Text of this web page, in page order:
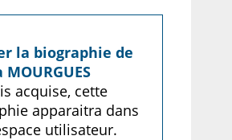
la biographie de
acquise, cette
apparaitra dans
utilisateur.